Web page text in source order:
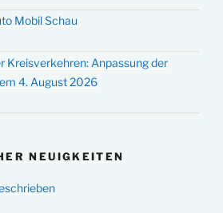
Mobil Schau
Kreisverkehren: Anpassung der
4. August 2026
NEUIGKEITEN